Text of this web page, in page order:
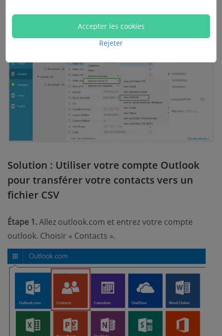
Solution : Utiliser votre compte Outlook
pour transférer votre contacts vers un
fichier CSV
Étape 1.Allez outlook.com et entrez votre compte
outlook. Choisir « Contacts ».
Accepter les cookies
Rejeter